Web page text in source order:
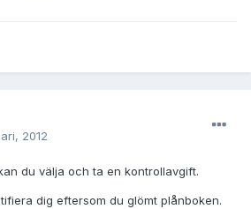
2012
du välja och ta en kontrollavgift.
dig eftersom du glömt plånboken.